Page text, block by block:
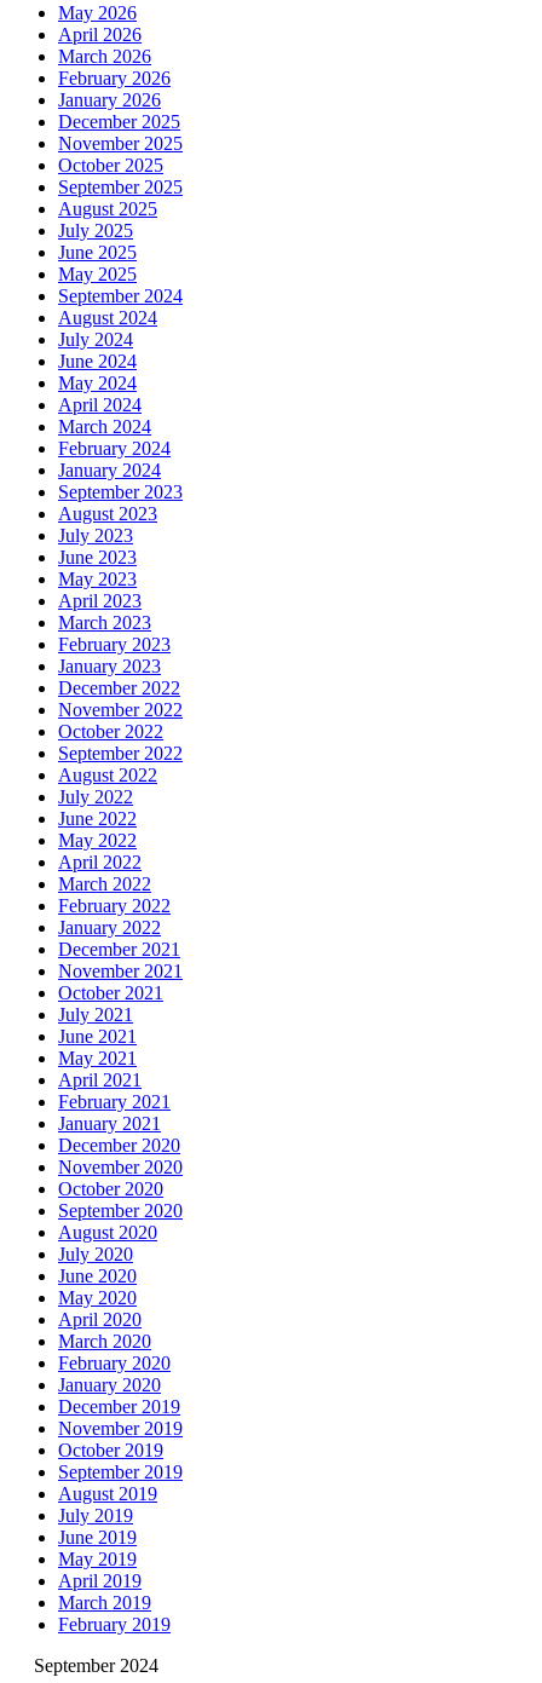
May 2026
April 2026
March 2026
February 2026
January 2026
December 2025
November 2025
October 2025
September 2025
August 2025
July 2025
June 2025
May 2025
September 2024
August 2024
July 2024
June 2024
May 2024
April 2024
March 2024
February 2024
January 2024
September 2023
August 2023
July 2023
June 2023
May 2023
April 2023
March 2023
February 2023
January 2023
December 2022
November 2022
October 2022
September 2022
August 2022
July 2022
June 2022
May 2022
April 2022
March 2022
February 2022
January 2022
December 2021
November 2021
October 2021
July 2021
June 2021
May 2021
April 2021
February 2021
January 2021
December 2020
November 2020
October 2020
September 2020
August 2020
July 2020
June 2020
May 2020
April 2020
March 2020
February 2020
January 2020
December 2019
November 2019
October 2019
September 2019
August 2019
July 2019
June 2019
May 2019
April 2019
March 2019
February 2019
September 2024